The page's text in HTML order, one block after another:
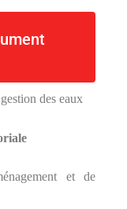
des eaux
et de